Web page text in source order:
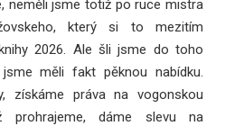
neměli jsme totiž po ruce mistra
který si to mezitím
2026. Ale šli jsme do toho
měli fakt pěknou nabídku.
získáme práva na vogonskou
prohrajeme, dáme slevu na